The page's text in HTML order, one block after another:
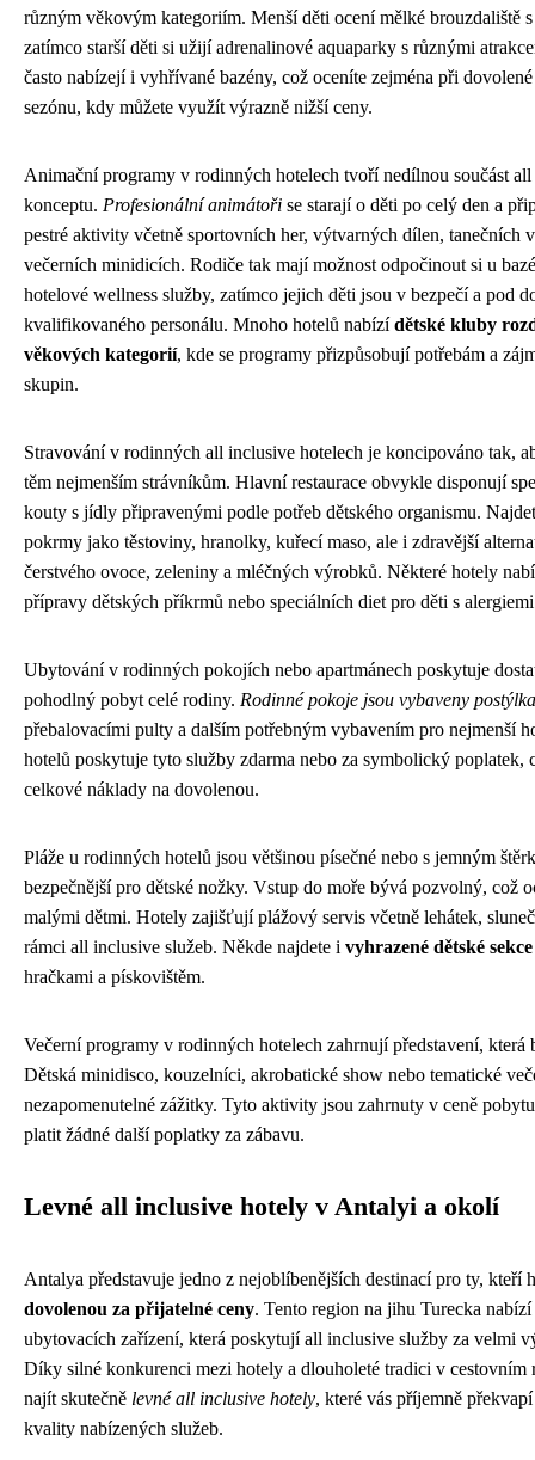
různým věkovým kategoriím. Menší děti ocení mělké brouzdaliště
zatímco starší děti si užijí adrenalinové aquaparky s různými
často nabízejí i vyhřívané bazény, což oceníte zejména při
sezónu, kdy můžete využít výrazně nižší ceny.
Animační programy v rodinných hotelech tvoří nedílnou součást
konceptu. Profesionální animátoři se starají o děti po celý den a
pestré aktivity včetně sportovních her, výtvarných dílen, tanečních
večerních minidicích. Rodiče tak mají možnost odpočinout si u
hotelové wellness služby, zatímco jejich děti jsou v bezpečí a pod
kvalifikovaného personálu. Mnoho hotelů nabízídětské kluby
věkových kategorií, kde se programy přizpůsobují potřebám a
skupin.
Stravování v rodinných all inclusive hotelech je koncipováno tak,
těm nejmenším strávníkům. Hlavní restaurace obvykle disponují
kouty s jídly připravenými podle potřeb dětského organismu.
pokrmy jako těstoviny, hranolky, kuřecí maso, ale i zdravější
čerstvého ovoce, zeleniny a mléčných výrobků. Některé hotely
přípravy dětských příkrmů nebo speciálních diet pro děti s
Ubytování v rodinných pokojích nebo apartmánech poskytuje
pohodlný pobyt celé rodiny. Rodinné pokoje jsou vybaveny
přebalovacími pulty a dalším potřebným vybavením pro nejmenší
hotelů poskytuje tyto služby zdarma nebo za symbolický poplatek,
celkové náklady na dovolenou.
Pláže u rodinných hotelů jsou většinou písečné nebo s jemným
bezpečnější pro dětské nožky. Vstup do moře bývá pozvolný, což
malými dětmi. Hotely zajišťují plážový servis včetně lehátek,
rámci all inclusive služeb. Někde najdete i vyhrazené dětské
hračkami a pískovištěm.
Večerní programy v rodinných hotelech zahrnují představení, která
Dětská minidisco, kouzelníci, akrobatické show nebo tematické
nezapomenutelné zážitky. Tyto aktivity jsou zahrnuty v ceně
platit žádné další poplatky za zábavu.
Levné all inclusive hotely v Antalyi a okolí
Antalya představuje jedno z nejoblíbenějších destinací pro ty, kteří
dovolenou za přijatelné ceny. Tento region na jihu Turecka
ubytovacích zařízení, která poskytují all inclusive služby za velmi
Díky silné konkurenci mezi hotely a dlouholeté tradici v cestovním
najít skutečně levné all inclusive hotely, které vás příjemně
kvality nabízených služeb.